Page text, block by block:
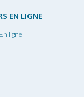
EN LIGNE
En ligne